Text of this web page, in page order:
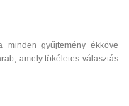
minden gyűjtemény ékköve
amely tökéletes választás